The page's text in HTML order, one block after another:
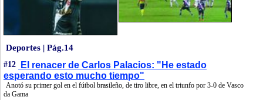
Deportes | Pág.14
#12
El renacer de Carlos Palacios: "He estado
esperando esto mucho tiempo"
Anotó su primer gol en el fútbol brasileño, de tiro libre, en el triunfo por 3-0 de Vasco
da Gama